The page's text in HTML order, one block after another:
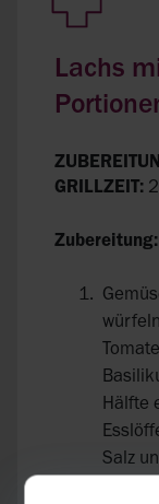
Lachs
GRILLZEIT:
Zubereitung:
Hälfte
Salz